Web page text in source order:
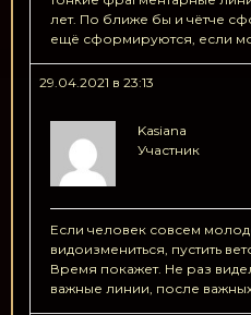
лет. По ближе бы и чётче
ещё сформируются, если
29.04.2021 в 23:13
Kasiana
Участник
Если человек совсем
видоизмениться, пустить
Время покажет. Не раз
важные линии, после